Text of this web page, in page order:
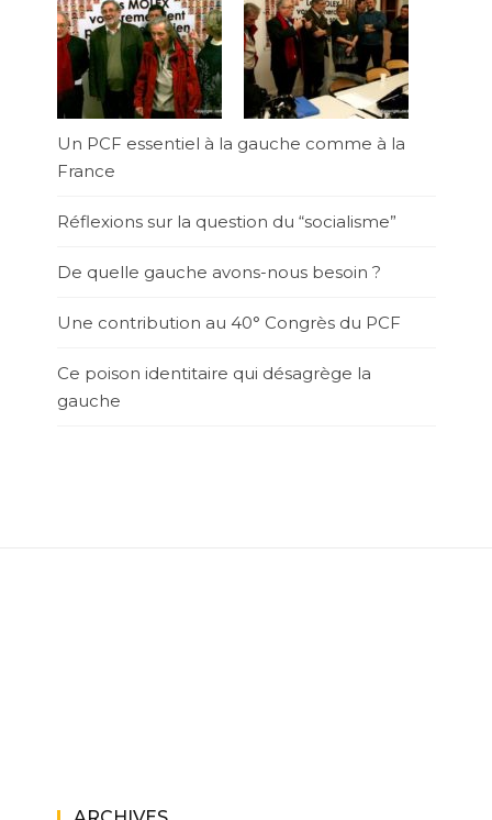
Un PCF essentiel à la gauche comme à la
France
Réflexions sur la question du “socialisme”
De quelle gauche avons-nous besoin ?
Une contribution au 40° Congrès du PCF
Ce poison identitaire qui désagrège la
gauche